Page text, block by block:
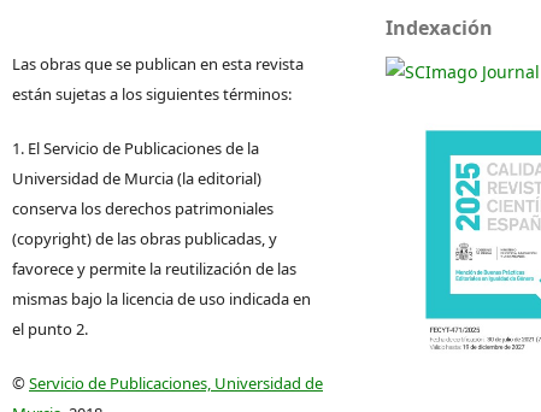
Las obras que se publican en esta revista
están sujetas a los siguientes términos:
1. El Servicio de Publicaciones de la
Universidad de Murcia (la editorial)
conserva los derechos patrimoniales
(copyright) de las obras publicadas, y
favorece y permite la reutilización de las
mismas bajo la licencia de uso indicada en
el punto 2.
©Servicio de Publicaciones, Universidad de
Indexación